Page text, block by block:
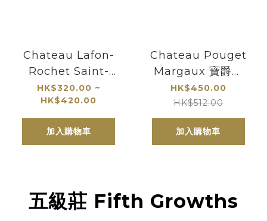
Chateau Lafon-
Rochet Saint-
Estephe| (四級
莊)|明星產區
HK$320.00 ~
HK$420.00
加入購物車
Chateau Pouget
Margaux 寶爵酒
莊｜隱世高手．瑪
歌Margaux
Grand Cru
Classes
HK$450.00
HK$512.00
加入購物車
五級莊 Fifth Growths